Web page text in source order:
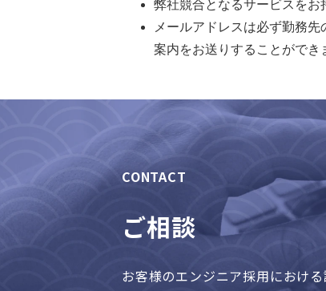
弊社競合となるサービスをお
メールアドレスは必ず勤務
案内をお送りすることができ
CONTACT
ご相談
お客様のエンジニア採用におけ